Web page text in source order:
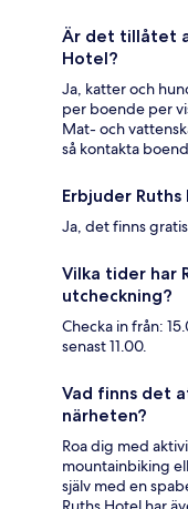
Är det tillåtet
Hotel?
Ja, katter och
per boende per
Mat- och
så kontakta
Erbjuder
Ja, det finns
Vilka tider har
utcheckning?
Checka in från:
senast 11.00.
Vad finns det
närheten?
Roa dig med
mountainbiking
själv med en